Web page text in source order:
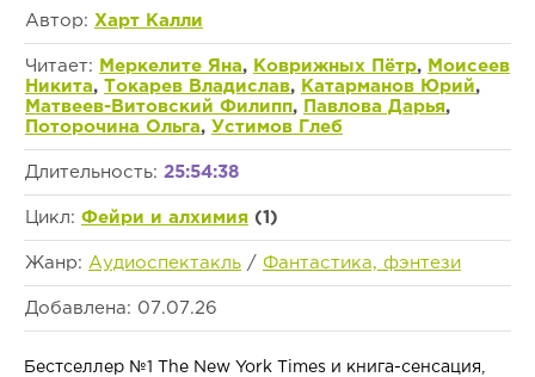
Автор: Харт Калли
Читает: Меркелите Яна, Коврижных Пётр,
Моисеев
Никита, Токарев Владислав, Катарманов Юрий,
Матвеев-Витовский Филипп, Павлова Дарья,
Поторочина Ольга, Устимов Глеб
Длительность: 25:54:38
Цикл: Фейри и алхимия (1)
Жанр: Аудиоспектакль / Фантастика, фэнтези
Добавлена: 07.07.26
Бестселлер №1 The New York Times и книга-сенсация,